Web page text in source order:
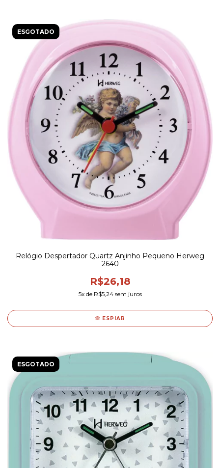
ESGOTADO
Relógio Despertador Quartz Anjinho Pequeno Herweg
2640
R$26,18
5x de R$5,24sem juros
ESPIAR
ESGOTADO